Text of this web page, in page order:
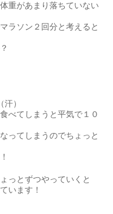
重があまり落ちていない
ラソン２回分と考えると
）
べてしまうと平気で１０
ってしまうのでちょっと
っとずつやっていくと
います！